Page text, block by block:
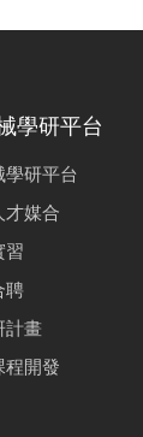
學研平台
學研平台
才媒合
習
聘
計畫
程開發